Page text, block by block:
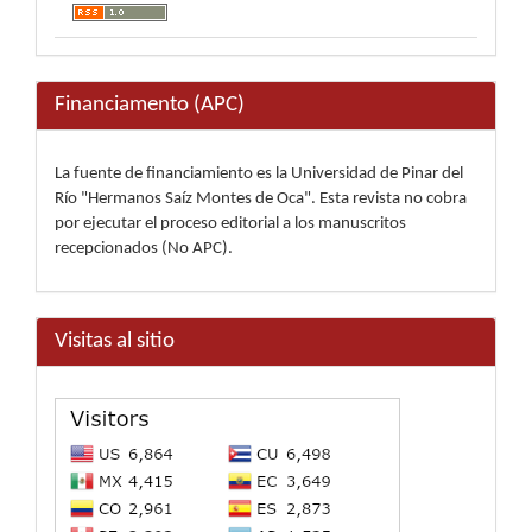
Financiamento (APC)
La fuente de financiamiento es la Universidad de Pinar del
Río "Hermanos Saíz Montes de Oca". Esta revista no cobra
por ejecutar el proceso editorial a los manuscritos
recepcionados (No APC).
Visitas al sitio